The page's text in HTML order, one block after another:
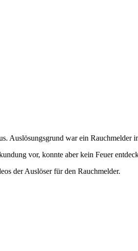
Auslösungsgrund war ein Rauchmelder
vor, konnte aber kein Feuer
der Auslöser für den Rauchmelder.